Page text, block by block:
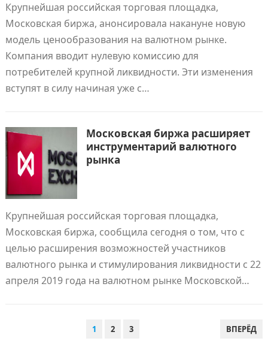
Крупнейшая российская торговая площадка,
Московская биржа, анонсировала накануне новую
модель ценообразования на валютном рынке.
Компания вводит нулевую комиссию для
потребителей крупной ликвидности. Эти изменения
вступят в силу начиная уже с…
Московская биржа расширяет
инструментарий валютного
рынка
Крупнейшая российская торговая площадка,
Московская биржа, сообщила сегодня о том, что с
целью расширения возможностей участников
валютного рынка и стимулирования ликвидности с 22
апреля 2019 года на валютном рынке Московской…
1 2 3 ВПЕРЁД